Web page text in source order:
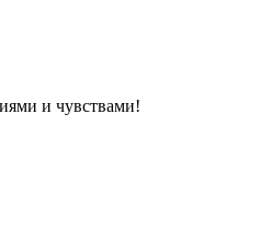
и чувствами!